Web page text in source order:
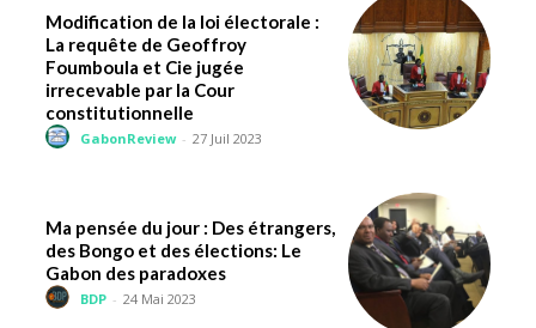
Modification de la loi électorale :
La requête de Geoffroy
Foumboula et Cie jugée
irrecevable par la Cour
constitutionnelle
GabonReview - 27 Juil 2023
Ma pensée du jour : Des étrangers,
des Bongo et des élections: Le
Gabon des paradoxes
BDP - 24 Mai 2023